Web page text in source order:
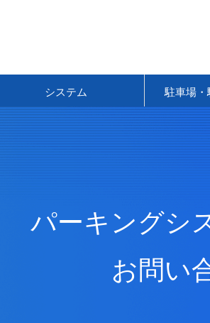
システム 駐車場・
パーキングシ
お問い